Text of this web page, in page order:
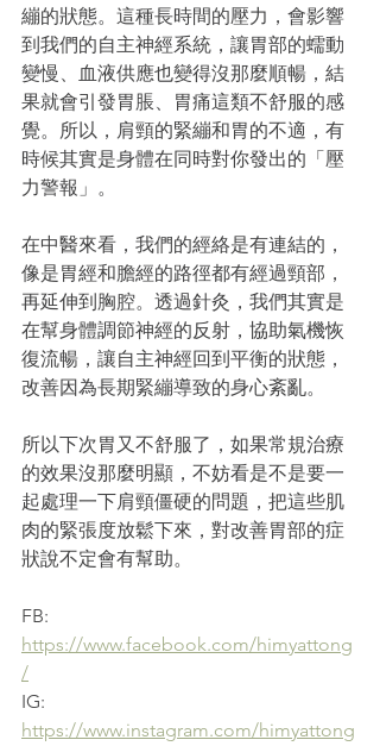
繃的狀態。這種長時間的壓力，會影響
到我們的自主神經系統，讓胃部的蠕動
變慢、血液供應也變得沒那麼順暢，結
果就會引發胃脹、胃痛這類不舒服的感
覺。所以，肩頸的緊繃和胃的不適，有
時候其實是身體在同時對你發出的「壓
力警報」。
​在中醫來看，我們的經絡是有連結的，
像是胃經和膽經的路徑都有經過頸部，
再延伸到胸腔。透過針灸，我們其實是
在幫身體調節神經的反射，協助氣機恢
復流暢，讓自主神經回到平衡的狀態，
改善因為長期緊繃導致的身心紊亂。
​所以下次胃又不舒服了，如果常規治療
的效果沒那麼明顯，不妨看是不是要一
起處理一下肩頸僵硬的問題，把這些肌
肉的緊張度放鬆下來，對改善胃部的症
狀說不定會有幫助。
FB:
https://www.facebook.com/himyattong
/
IG:
https://www.instagram.com/himyattong